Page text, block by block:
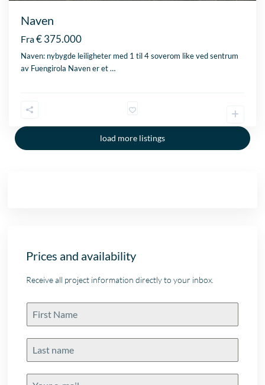
Naven
Fra€ 375.000
Naven: nybygde leiligheter med 1 til 4 soverom like ved sentrum
av Fuengirola Naven er et…
load more listings
Prices and availability
Receive all project information directly to your inbox.